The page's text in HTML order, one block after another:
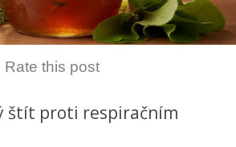
Rate this post
štít proti respiračním